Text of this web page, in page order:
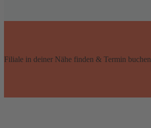
Filiale in deiner Nähe finden & Termin buchen